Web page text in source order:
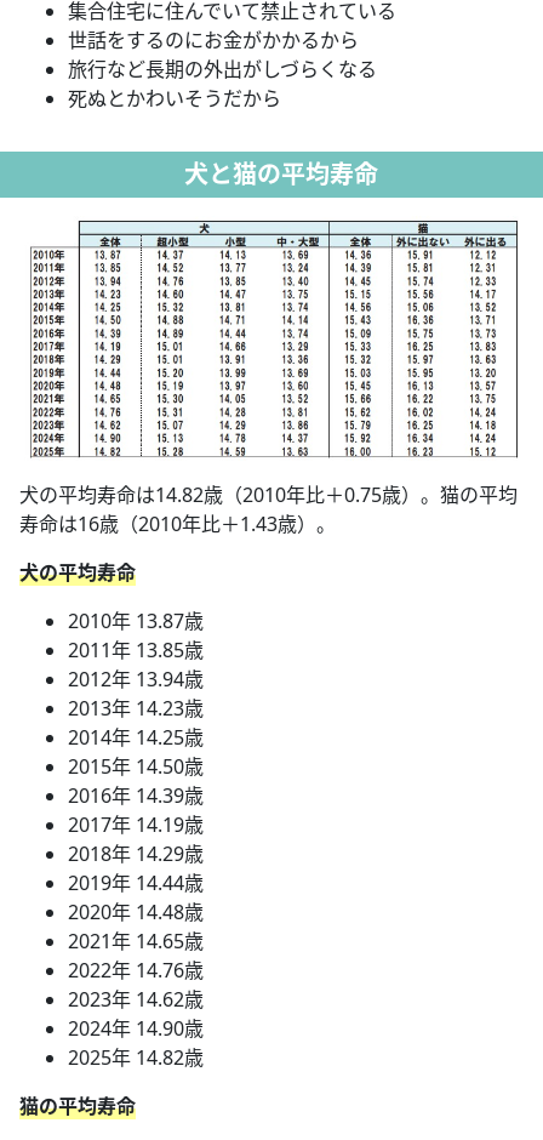
集合住宅に住んでいて禁止されている
世話をするのにお金がかかるから
旅行など長期の外出がしづらくなる
死ぬとかわいそうだから
犬と猫の平均寿命
犬の平均寿命は14.82歳（2010年比＋0.75歳）。猫の平均
寿命は16歳（2010年比＋1.43歳）。
犬の平均寿命
2010年 13.87歳
2011年 13.85歳
2012年 13.94歳
2013年 14.23歳
2014年 14.25歳
2015年 14.50歳
2016年 14.39歳
2017年 14.19歳
2018年 14.29歳
2019年 14.44歳
2020年 14.48歳
2021年 14.65歳
2022年 14.76歳
2023年 14.62歳
2024年 14.90歳
2025年 14.82歳
猫の平均寿命